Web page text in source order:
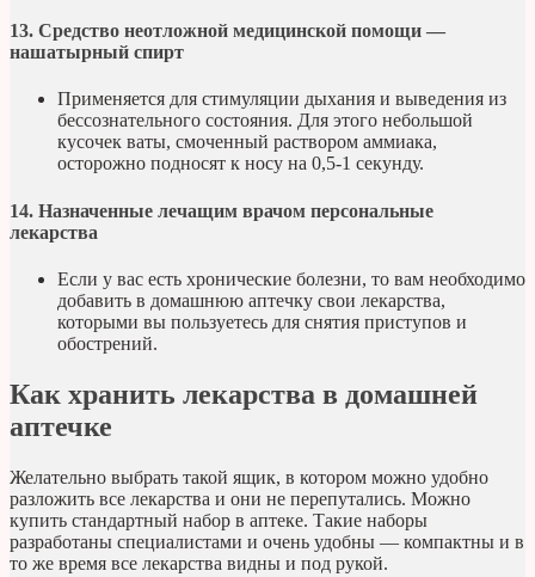
13. Средство неотложной медицинской помощи —
нашатырный спирт
Применяется для стимуляции дыхания и выведения из
бессознательного состояния. Для этого небольшой
кусочек ваты, смоченный раствором аммиака,
осторожно подносят к носу на 0,5-1 секунду.
14. Назначенные лечащим врачом персональные
лекарства
Если у вас есть хронические болезни, то вам необходимо
добавить в домашнюю аптечку свои лекарства,
которыми вы пользуетесь для снятия приступов и
обострений.
Как хранить лекарства в домашней
аптечке
Желательно выбрать такой ящик, в котором можно удобно
разложить все лекарства и они не перепутались. Можно
купить стандартный набор в аптеке. Такие наборы
разработаны специалистами и очень удобны — компактны и в
то же время все лекарства видны и под рукой.